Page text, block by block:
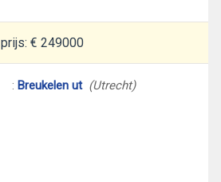
prijs: € 249000
: Breukelen ut (Utrecht)